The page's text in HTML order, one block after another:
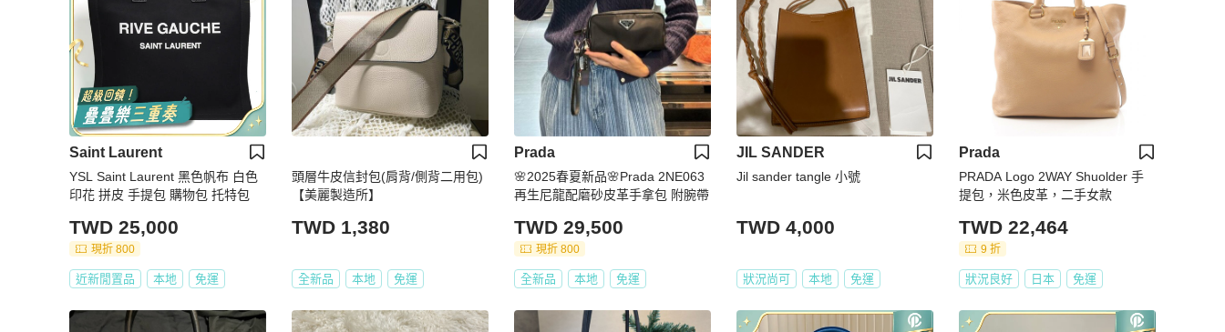
Saint Laurent
YSL Saint Laurent 黑色帆布 白色
印花 拼皮 手提包 購物包 托特包
TWD 25,000
現折 800
近新閒置品 本地 免運
頭層牛皮信封包(肩背/側背二用包)
【美麗製造所】
TWD 1,380
全新品 本地 免運
Prada
🌸2025春夏新品🌸Prada 2NE063
再生尼龍配磨砂皮革手拿包 附腕帶
TWD 29,500
現折 800
全新品 本地 免運
JIL SANDER
Jil sander tangle 小號
TWD 4,000
狀況尚可 本地 免運
Prada
PRADA Logo 2WAY Shuolder 手
提包，米色皮革，二手女款
TWD 22,464
9 折
狀況良好 日本 免運